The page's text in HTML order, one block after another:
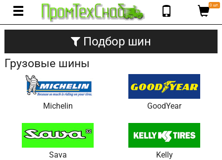
0 шт.
Подбор шин
Грузовые шины
Michelin GoodYear
Sava Kelly